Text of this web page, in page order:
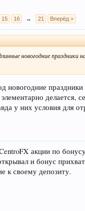
15 16 → 21 Вперёд >
новогодние
новогодние
делается,
у них условия для
акции по
и бонус
к своему депозиту.